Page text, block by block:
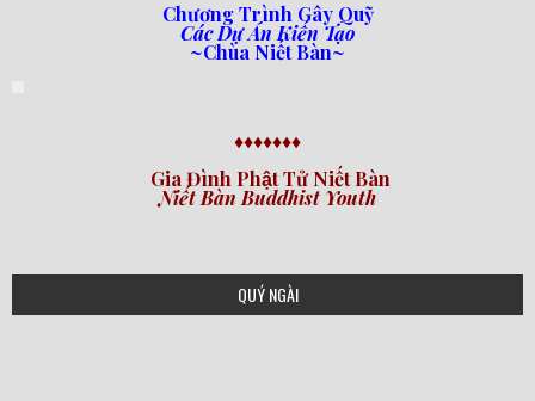
Chương Trình Gây Quỹ
Các Dự Án Kiến Tạo
~Chùa Niết Bàn~
♦♦♦♦♦♦♦
Gia Đình Phật Tử Niết Bàn
Niết Bàn Buddhist Youth
QUÝ NGÀI